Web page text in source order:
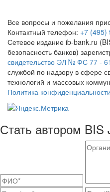
Все вопросы и пожелания
Контактный телефон: +7 (495)
Сетевое издание ib-bank.ru
безопасность банков)
свидетельство ЭЛ № ФС 77 -
службой по надзору в сфере
технологий и массовых
Политика конфиденциальности
Стать автором BIS